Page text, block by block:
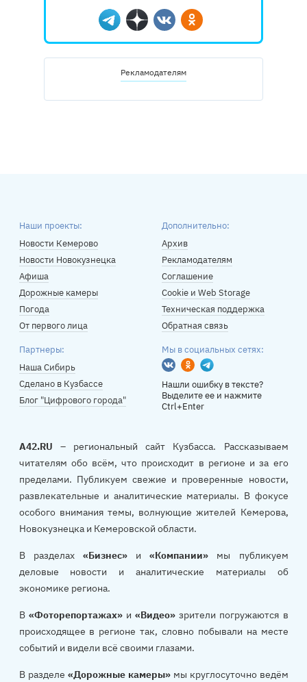
Telegram
ДзенВконтактеОдноклассники
Рекламодателям
Наши проекты:
Новости Кемерово
Новости Новокузнецка
Афиша
Дорожные камеры
Погода
От первого лица
Дополнительно:
Архив
Рекламодателям
Соглашение
Cookie и Web Storage
Техническая поддержка
Обратная связь
Партнеры:
Наша Сибирь
Сделано в Кузбассе
Блог "Цифрового города"
Мы в социальных сетях:
Вконтакте
Одноклассники
Telegram
Нашли ошибку в тексте?
Выделите ее и нажмите
Ctrl+Enter
A42.RU – региональный сайт Кузбасса. Рассказываем
читателям обо всём, что происходит в регионе и за его
пределами. Публикуем свежие и проверенные новости,
развлекательные и аналитические материалы. В фокусе
особого внимания темы, волнующие жителей Кемерова,
Новокузнецка и Кемеровской области.
В разделах «Бизнес»и«Компании» мы публикуем
деловые новости и аналитические материалы об
экономике региона.
В «Фоторепортажах»и«Видео» зрители погружаются в
происходящее в регионе так, словно побывали на месте
событий и видели всё своими глазами.
В разделе «Дорожные камеры»мы круглосуточно ведём